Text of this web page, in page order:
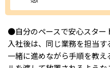
●自分のペースで安心スター
入社後は、同じ業務を担当
一緒に進めながら手順を教
ソーシャルファームサービス
しいたけ生産で実現する
新しい障害者雇用支援サービ